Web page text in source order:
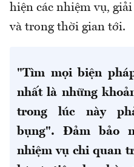
hiện các nhiệm vụ,
và trong thời gian tới.
"Tìm mọi biện
nhất là những
trong lúc này
bụng". Đảm bảo
nhiệm vụ chi quan